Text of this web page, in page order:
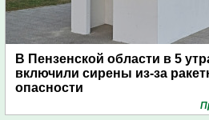
В Пензенской области в 5
включили сирены из-за
опасности